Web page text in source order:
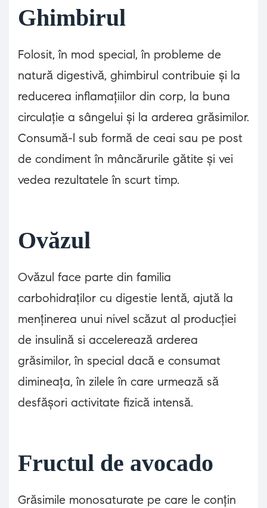
Ghimbirul
Folosit, în mod special, în probleme de
natură digestivă, ghimbirul contribuie și la
reducerea inflamațiilor din corp, la buna
circulație a sângelui și la arderea grăsimilor.
Consumă-l sub formă de ceai sau pe post
de condiment în mâncărurile gătite și vei
vedea rezultatele în scurt timp.
Ovăzul
Ovăzul face parte din familia
carbohidraților cu digestie lentă, ajută la
menținerea unui nivel scăzut al producției
de insulină si accelerează arderea
grăsimilor, în special dacă e consumat
dimineața, în zilele în care urmează să
desfășori activitate fizică intensă.
Fructul de avocado
Grăsimile monosaturate pe care le conțin